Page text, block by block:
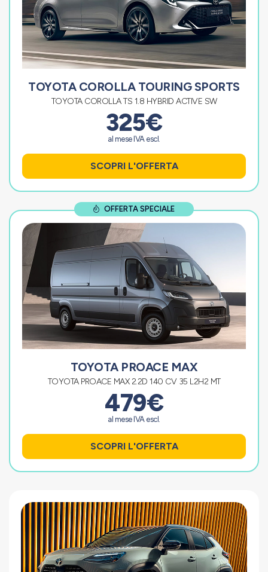
TOYOTA COROLLA TOURING SPORTS
TOYOTA COROLLA TS 1.8 HYBRID ACTIVE SW
325€
al mese IVA escl.
SCOPRI L'OFFERTA
OFFERTA SPECIALE
TOYOTA PROACE MAX
TOYOTA PROACE MAX 2.2D 140 CV 35 L2H2 MT
479€
al mese IVA escl.
SCOPRI L'OFFERTA